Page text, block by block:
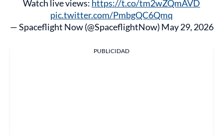
Watch live views: https://t.co/tm2wZQmAVD
pic.twitter.com/PmbgQC6Qmq
— Spaceflight Now (@SpaceflightNow) May 29, 2026
PUBLICIDAD